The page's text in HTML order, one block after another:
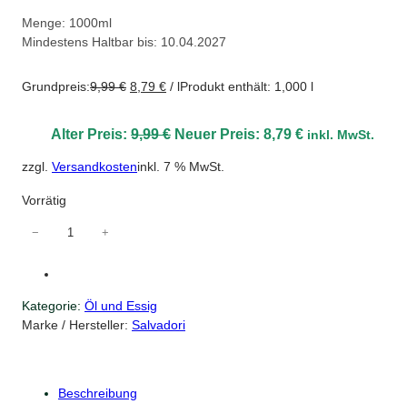
Menge: 1000ml
Mindestens Haltbar bis: 10.04.2027
Grundpreis:9,99€ 8,79 € / lProdukt enthält: 1,000 l
Alter Preis: 9,99€ U
s
i
Neuer Preis: 8,79 €Ainkl. MwSt.
zzgl. Versandkosteninkl. 7 % MwSt.
Vorrätig
a
d
− +
Kategorie: Öl und Essig
Marke / Hersteller: Salvadori
Beschreibung